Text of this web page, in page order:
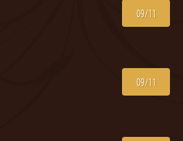
09/11
09/11